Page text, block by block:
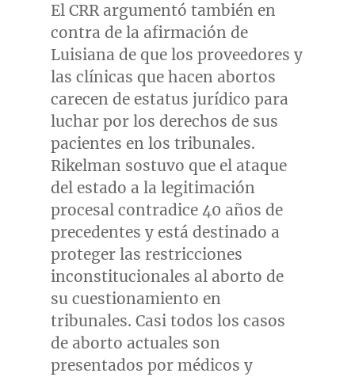
El CRR argumentó también en
contra de la afirmación de
Luisiana de que los proveedores y
las clínicas que hacen abortos
carecen de estatus jurídico para
luchar por los derechos de sus
pacientes en los tribunales.
Rikelman sostuvo que el ataque
del estado a la legitimación
procesal contradice 40 años de
precedentes y está destinado a
proteger las restricciones
inconstitucionales al aborto de
su cuestionamiento en
tribunales. Casi todos los casos
de aborto actuales son
presentados por médicos y